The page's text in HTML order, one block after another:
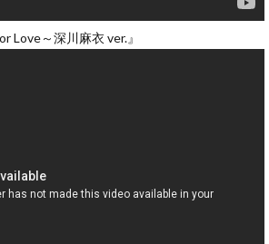
～深川麻衣 ver.』